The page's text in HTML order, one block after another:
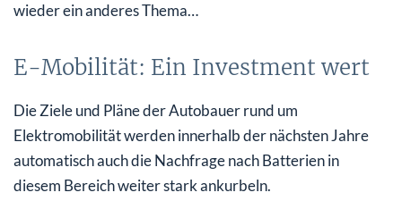
wieder ein anderes Thema…
E-Mobilität: Ein Investment wert
Die Ziele und Pläne der Autobauer rund um
Elektromobilität werden innerhalb der nächsten Jahre
automatisch auch die Nachfrage nach Batterien in
diesem Bereich weiter stark ankurbeln.